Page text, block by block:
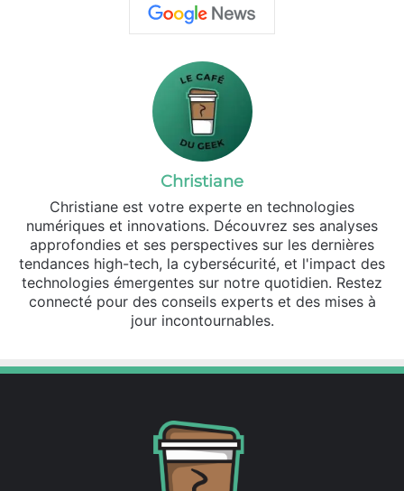
Christiane
Christiane est votre experte en technologies
numériques et innovations. Découvrez ses analyses
approfondies et ses perspectives sur les dernières
tendances high-tech, la cybersécurité, et l'impact des
technologies émergentes sur notre quotidien. Restez
connecté pour des conseils experts et des mises à
jour incontournables.